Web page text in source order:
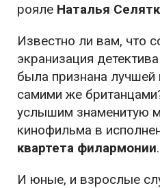
рояле Наталья
Известно ли вам, что
экранизация
была признана лучшей
самими же
услышим знаменитую
кинофильма в
квартета филармонии.
И юные, и взрослые